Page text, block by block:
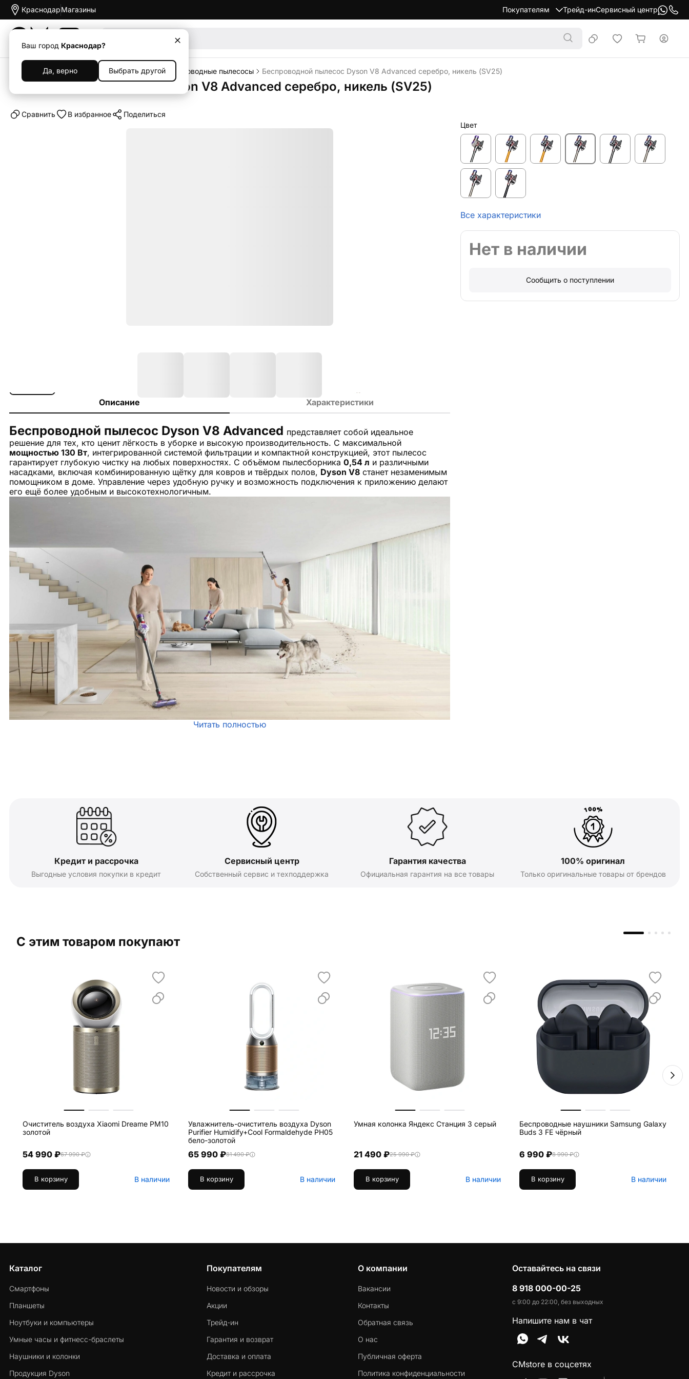
Краснодар
Ваш город Краснодар?
Да, верно Выбрать другой
Магазины Покупателям Трейд-инСервисный центр
Каталог Гаджеты Пылесосы Беспроводные пылесосы Беспроводной пылесос Dyson V8 Advanced серебро, никель (SV25)
Беспроводной пылесос Dyson V8 Advanced серебро, никель (SV25)
Cравнить В избранное Поделиться
Описание Характеристики
Беспроводной пылесос Dyson V8 Advanced представляет собой идеальное
решение для тех, кто ценит лёгкость в уборке и высокую производительность. С максимальной
мощностью 130 Вт, интегрированной системой фильтрации и компактной конструкцией, этот пылесос
гарантирует глубокую чистку на любых поверхностях. С объёмом пылесборника 0,54 л и различными
насадками, включая комбинированную щётку для ковров и твёрдых полов, Dyson V8 станет незаменимым
помощником в доме. Управление через удобную ручку и возможность подключения к приложению делают
его ещё более удобным и высокотехнологичным.
Читать полностью
Цвет
Все характеристики
Нет в наличии
Сообщить о поступлении
Кредит и рассрочка
Выгодные условия покупки в кредит
Сервисный центр
Собственный сервис и техподдержка
Гарантия качества
Официальная гарантия на все товары
100% оригинал
Только оригинальные товары от брендов
С этим товаром покупают
Очиститель воздуха Xiaomi Dreame PM10
золотой
54 990 ₽67 990 ₽
В корзину В наличии
Увлажнитель-очиститель воздуха Dyson
Purifier Humidify+Cool Formaldehyde PH05
бело-золотой
65 990 ₽81 490 ₽
В корзину В наличии
Умная колонка Яндекс Станция 3 серый
21 490 ₽25 990 ₽
В корзину В наличии
Беспроводные наушники Samsung Galaxy
Buds 3 FE чёрный
6 990 ₽8 990 ₽
В корзину В наличии
Каталог
Смартфоны
Планшеты
Ноутбуки и компьютеры
Умные часы и фитнесс-браслеты
Наушники и колонки
Продукция Dyson
Покупателям
Новости и обзоры
Акции
Трейд-ин
Гарантия и возврат
Доставка и оплата
Кредит и рассрочка
О компании
Вакансии
Контакты
Обратная связь
О нас
Публичная оферта
Политика конфиденциальности
Оставайтесь на связи
8 918 000-00-25
с 9:00 до 22:00, без выходных
Напишите нам в чат
CMstore в соцсетях